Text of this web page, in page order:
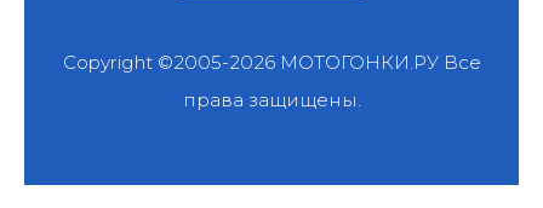
Copyright ©2005-2026 МОТОГОНКИ.РУВсе
права защищены.